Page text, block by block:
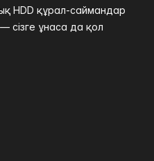
HDD құрал-саймандар
сізге ұнаса да қол